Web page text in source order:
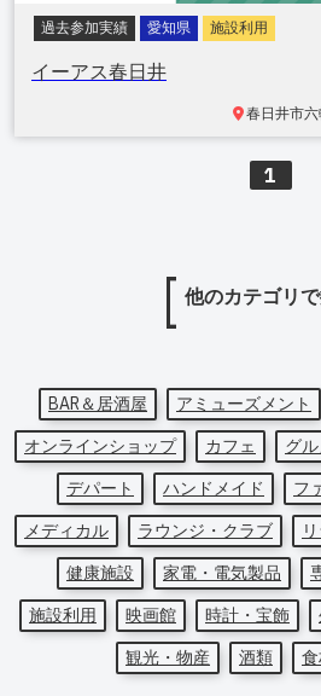
過去参加実績 愛知県 施設利用
イーアス春日井
春日井市
1
他のカテゴリ
BAR＆居酒屋 アミューズメント
オンラインショップ
カフェ グル
デパート
ハンドメイド フ
メディカル
ラウンジ・クラブ
健康施設
家電・電気製品
施設利用
映画館 時計・宝飾
観光・物産
酒類